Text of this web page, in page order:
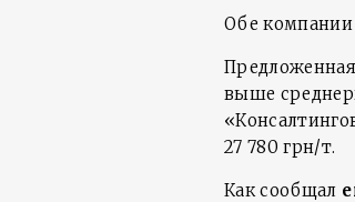
Обе компании
выше
27 780 грн/т.
Как сообщал